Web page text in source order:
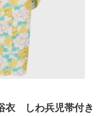
衣 しわ兵児帯付き